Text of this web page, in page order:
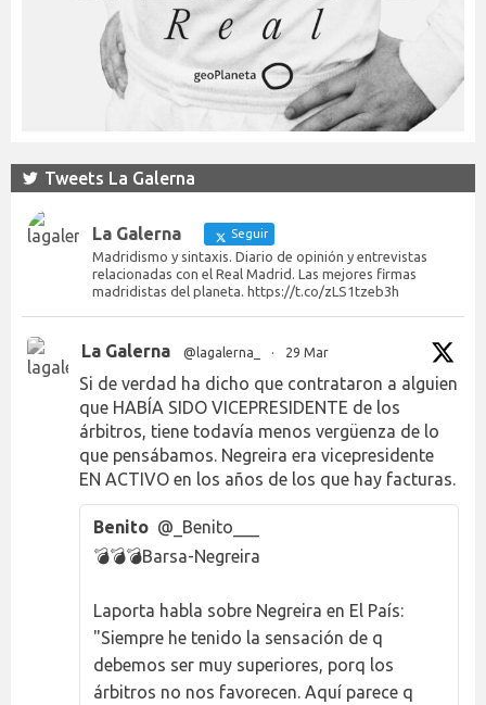
Tweets La Galerna
La Galerna Seguir
Madridismo y sintaxis. Diario de opinión y entrevistas
relacionadas con el Real Madrid. Las mejores firmas
madridistas del planeta. https://t.co/zLS1tzeb3h
La Galerna @lagalerna_ · 29 Mar
Si de verdad ha dicho que contrataron a alguien
que HABÍA SIDO VICEPRESIDENTE de los
árbitros, tiene todavía menos vergüenza de lo
que pensábamos. Negreira era vicepresidente
EN ACTIVO en los años de los que hay facturas.
Benito @_Benito___
💣💣💣Barsa-Negreira
Laporta habla sobre Negreira en El País:
"Siempre he tenido la sensación de q
debemos ser muy superiores, porq los
árbitros no nos favorecen. Aquí parece q